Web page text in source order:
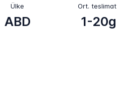
Ülke
ABD
Ort. teslimat
1-20g